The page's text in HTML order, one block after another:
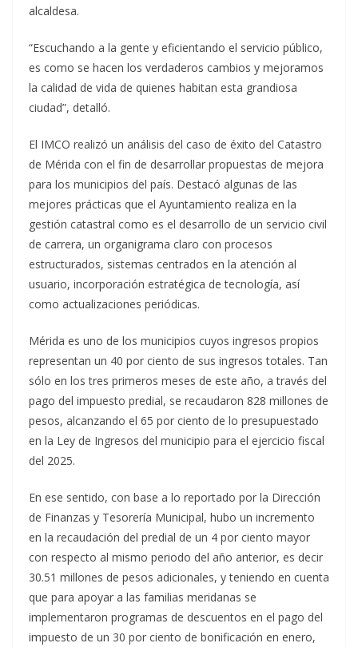
alcaldesa.
“Escuchando a la gente y eficientando el servicio público,
es como se hacen los verdaderos cambios y mejoramos
la calidad de vida de quienes habitan esta grandiosa
ciudad”, detalló.
El IMCO realizó un análisis del caso de éxito del Catastro
de Mérida con el fin de desarrollar propuestas de mejora
para los municipios del país. Destacó algunas de las
mejores prácticas que el Ayuntamiento realiza en la
gestión catastral como es el desarrollo de un servicio civil
de carrera, un organigrama claro con procesos
estructurados, sistemas centrados en la atención al
usuario, incorporación estratégica de tecnología, así
como actualizaciones periódicas.
Mérida es uno de los municipios cuyos ingresos propios
representan un 40 por ciento de sus ingresos totales. Tan
sólo en los tres primeros meses de este año, a través del
pago del impuesto predial, se recaudaron 828 millones de
pesos, alcanzando el 65 por ciento de lo presupuestado
en la Ley de Ingresos del municipio para el ejercicio fiscal
del 2025.
En ese sentido, con base a lo reportado por la Dirección
de Finanzas y Tesorería Municipal, hubo un incremento
en la recaudación del predial de un 4 por ciento mayor
con respecto al mismo periodo del año anterior, es decir
30.51 millones de pesos adicionales, y teniendo en cuenta
que para apoyar a las familias meridanas se
implementaron programas de descuentos en el pago del
impuesto de un 30 por ciento de bonificación en enero,